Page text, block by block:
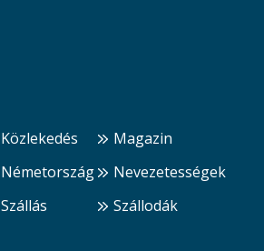
Közlekedés
Magazin
Németország
Nevezetességek
Szállás
Szállodák